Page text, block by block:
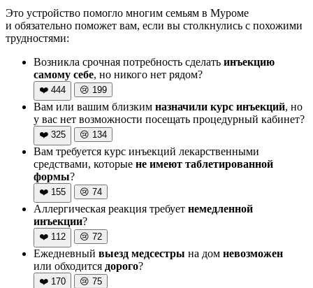
Это устройство помогло многим семьям в Муроме
и обязательно поможет вам, если вы столкнулись с похожими
трудностями:
Возникла срочная потребность сделать инъекцию
самому себе, но никого нет рядом?
❤️ 444 😢 199
Вам или вашим близким назначили курс инъекций, но
у вас нет возможности посещать процедурный кабинет?
❤️ 325 😢 134
Вам требуется курс инъекций лекарственными
средствами, которые не имеют таблетированной
формы?
❤️ 155 😢 74
Аллергическая реакция требует немедленной
инъекции?
❤️ 112 😢 72
Ежедневный выезд медсестры на дом невозможен
или обходится дорого?
❤️ 170 😢 75